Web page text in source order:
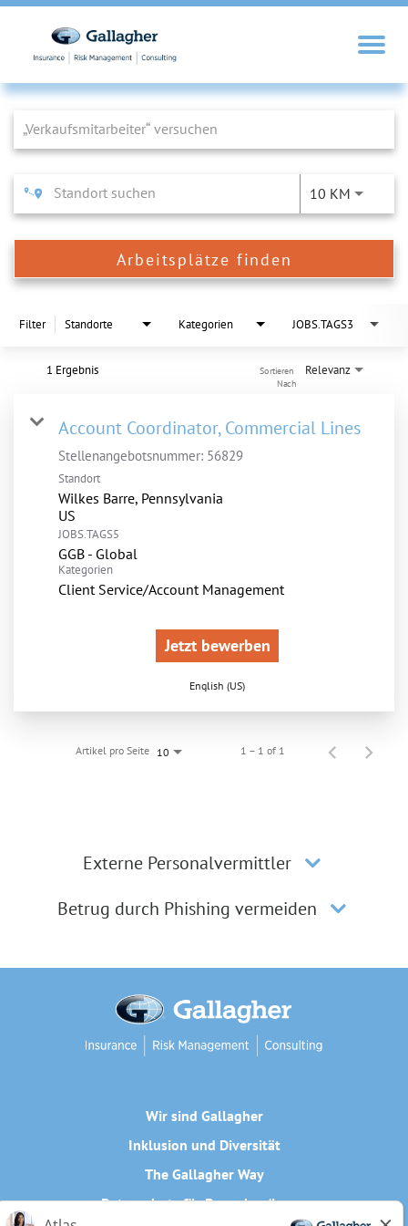
Job Search Page
10 KM
Arbeitsplätze finden
Filter Standorte Kategorien JOBS.TAGS3
1 Ergebnis Relevanz
Sortieren
Nach
Account Coordinator, Commercial Lines
Stellenangebotsnummer: 56829
Standort
Wilkes Barre, Pennsylvania
JOBS.TAGS5
GGB - Global
Kategorien
Client Service/Account Management
Jetzt bewerben
English (US)
Artikel pro Seite 10 1 – 1 of 1
Externe Personalvermittler
Betrug durch Phishing vermeiden
Wir sind Gallagher
Inklusion und Diversität
The Gallagher Way
Datenschutz für Bewerber/innen